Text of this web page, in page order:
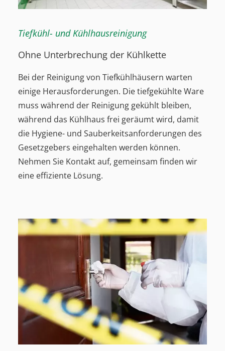
Tiefkühl- und Kühlhausreinigung
Ohne Unterbrechung der Kühlkette
Bei der Reinigung von Tiefkühlhäusern warten
einige Herausforderungen. Die tiefgekühlte Ware
muss während der Reinigung gekühlt bleiben,
während das Kühlhaus frei geräumt wird, damit
die Hygiene- und Sauberkeitsanforderungen des
Gesetzgebers eingehalten werden können.
Nehmen Sie Kontakt auf, gemeinsam finden wir
eine effiziente Lösung.